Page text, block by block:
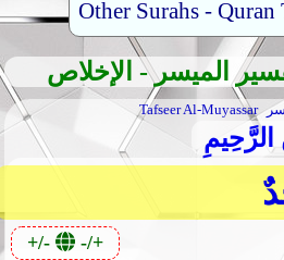
Tafseer Al-Muyassar
+/- -/+